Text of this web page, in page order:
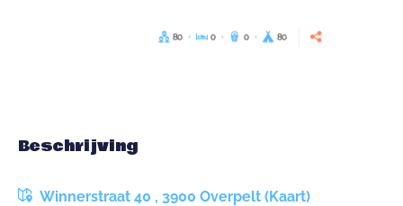
80 0 0 80
Beschrijving
Winnerstraat 40 , 3900 Overpelt (Kaart)